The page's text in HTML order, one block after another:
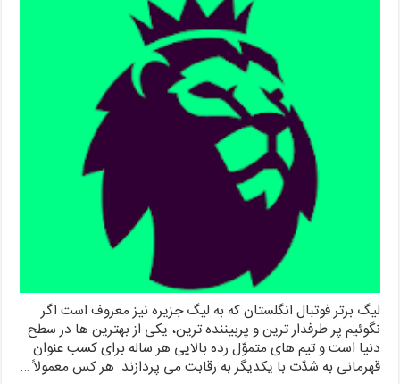
لیگ برتر فوتبال انگلستان که به لیگ جزیره نیز معروف است اگر
نگوئیم پر طرفدار ترین و پربیننده ترین، یکی از بهترین ها در سطح
دنیا است و تیم های متموّل رده بالایی هر ساله برای کسب عنوان
قهرمانی به شدّت با یکدیگر به رقابت می پردازند. هر کس معمولاً …